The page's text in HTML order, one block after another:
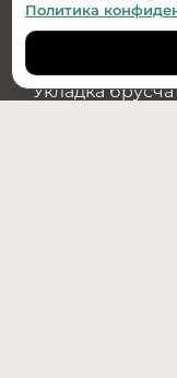
Ландшафтный
Укладка
Политика